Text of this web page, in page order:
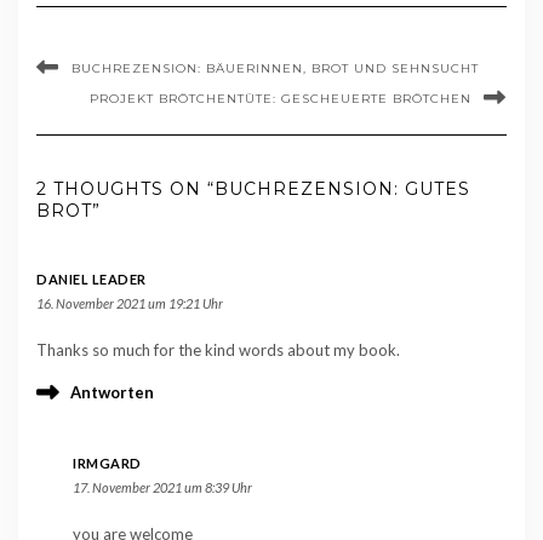
BUCHREZENSION: BÄUERINNEN, BROT UND SEHNSUCHT
PROJEKT BRÖTCHENTÜTE: GESCHEUERTE BRÖTCHEN
2 THOUGHTS ON “BUCHREZENSION: GUTES
BROT”
DANIEL LEADER
16. November 2021 um 19:21 Uhr
Thanks so much for the kind words about my book.
Antworten
IRMGARD
17. November 2021 um 8:39 Uhr
you are welcome